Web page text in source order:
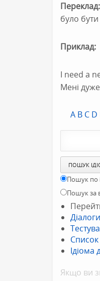
Переклад:
було
Приклад:
I need a
Мені
A B C D
Пошук по
Пошук за
Список
Ідіома
Якщо ви